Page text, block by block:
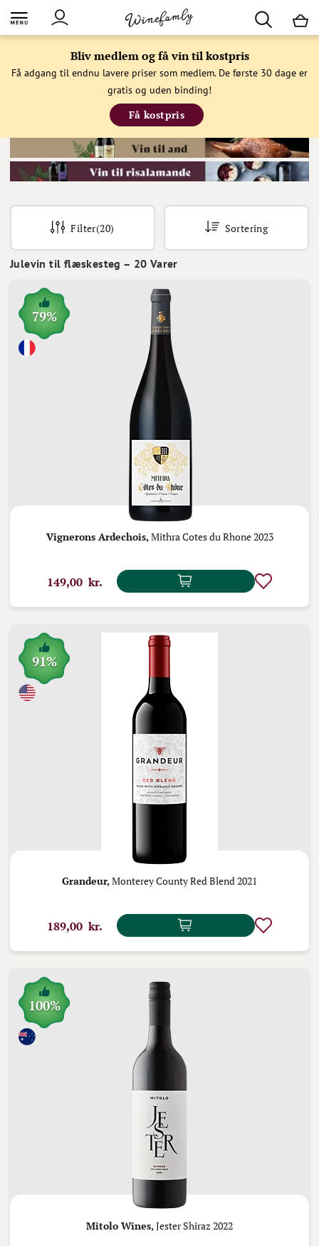
Bliv medlem og få vin til kostpris
Få adgang til endnu lavere priser som medlem. De første 30 dage er
gratis og uden binding!
Få kostpris
Julevin til flæskesteg – 20 Varer
Filter(20) Sortering
79%
Vignerons Ardechois, Mithra Cotes du Rhone 2023
149,00 kr.
91%
Grandeur,Monterey County Red Blend 2021
189,00 kr.
100%
Mitolo Wines, Jester Shiraz 2022